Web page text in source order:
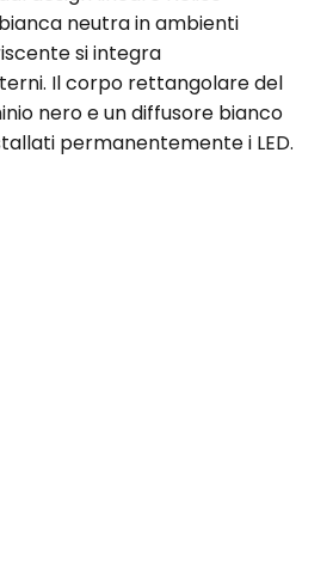
neutra in ambienti
si integra
Il corpo rettangolare del
nero e un diffusore bianco
permanentemente i LED.
Nelios consente di
corridoi stretti. La discreta
facilmente integrata in vari